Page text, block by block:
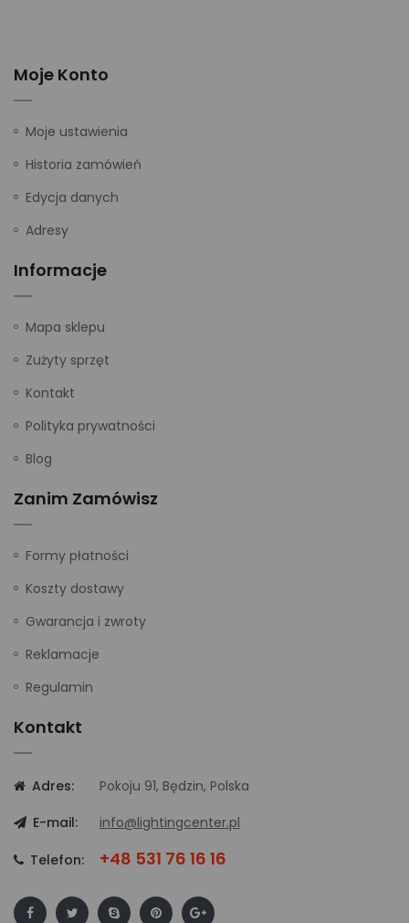
Moje Konto
Moje ustawienia
Historia zamówień
Edycja danych
Adresy
Informacje
Mapa sklepu
Zużyty sprzęt
Kontakt
Polityka prywatności
Blog
Zanim Zamówisz
Formy płatności
Koszty dostawy
Gwarancja i zwroty
Reklamacje
Regulamin
Kontakt
Adres:
Pokoju 91, Będzin, Polska
E-mail:
info@lightingcenter.pl
Telefon: +48 531 76 16 16